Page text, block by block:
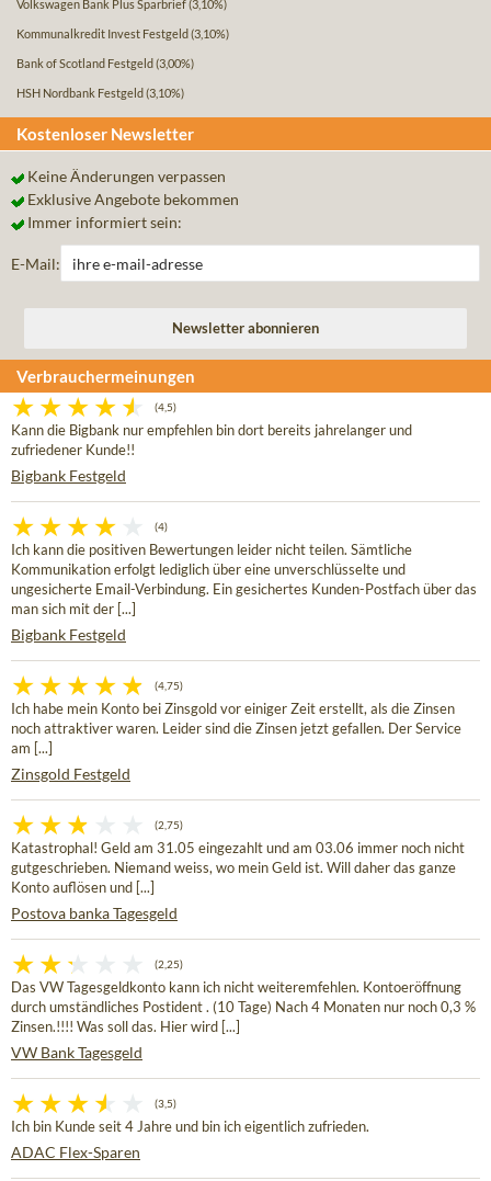
Volkswagen Bank Plus Sparbrief(3,10%)
Kommunalkredit Invest Festgeld (3,10%)
Bank of Scotland Festgeld (3,00%)
HSH Nordbank Festgeld (3,10%)
Kostenloser Newsletter
Keine Änderungen verpassen
Exklusive Angebote bekommen
Immer informiert sein:
E-Mail:
Verbrauchermeinungen
(4,5)
Kann die Bigbank nur empfehlen bin dort bereits jahrelanger und
zufriedener Kunde!!
Bigbank Festgeld
(4)
Ich kann die positiven Bewertungen leider nicht teilen. Sämtliche
Kommunikation erfolgt lediglich über eine unverschlüsselte und
ungesicherte Email-Verbindung. Ein gesichertes Kunden-Postfach über das
man sich mit der [...]
Bigbank Festgeld
(4,75)
Ich habe mein Konto bei Zinsgold vor einiger Zeit erstellt, als die Zinsen
noch attraktiver waren. Leider sind die Zinsen jetzt gefallen. Der Service
am [...]
Zinsgold Festgeld
(2,75)
Katastrophal! Geld am 31.05 eingezahlt und am 03.06 immer noch nicht
gutgeschrieben. Niemand weiss, wo mein Geld ist. Will daher das ganze
Konto auflösen und [...]
Postova banka Tagesgeld
(2,25)
Das VW Tagesgeldkonto kann ich nicht weiteremfehlen. Kontoeröffnung
durch umständliches Postident . (10 Tage) Nach 4 Monaten nur noch 0,3 %
Zinsen.!!!! Was soll das. Hier wird [...]
VW Bank Tagesgeld
(3,5)
Ich bin Kunde seit 4 Jahre und bin ich eigentlich zufrieden.
ADAC Flex-Sparen